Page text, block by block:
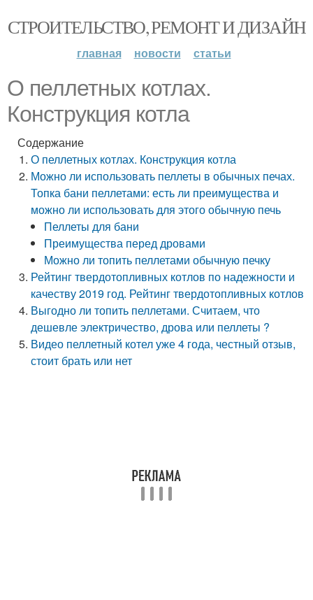
СТРОИТЕЛЬСТВО, РЕМОНТ И ДИЗАЙН
главная новости статьи
О пеллетных котлах.
Конструкция котла
Содержание
О пеллетных котлах. Конструкция котла
Можно ли использовать пеллеты в обычных печах.
Топка бани пеллетами: есть ли преимущества и
можно ли использовать для этого обычную печь
Пеллеты для бани
Преимущества перед дровами
Можно ли топить пеллетами обычную печку
Рейтинг твердотопливных котлов по надежности и
качеству 2019 год. Рейтинг твердотопливных котлов
Выгодно ли топить пеллетами. Считаем, что
дешевле электричество, дрова или пеллеты ?
Видео пеллетный котел уже 4 года, честный отзыв,
стоит брать или нет